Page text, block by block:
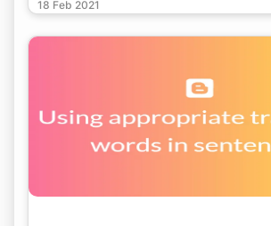
18 Feb 2021